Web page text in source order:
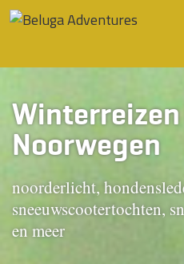
Ga naar inhoud
Noorwegen
noorderlicht,
sneeuwscootertochten,
en meer